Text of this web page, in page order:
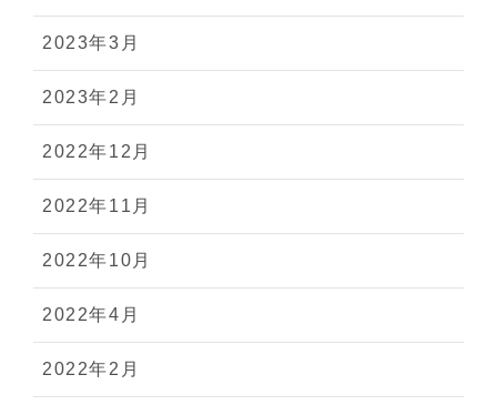
2023年3月
2023年2月
2022年12月
2022年11月
2022年10月
2022年4月
2022年2月